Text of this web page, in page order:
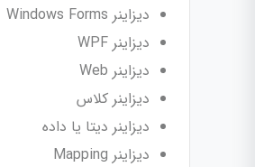
دیزاینر Windows Forms
دیزاینر WPF
دیزاینر Web
دیزاینر کلاس
دیزاینر دیتا یا داده
دیزاینر Mapping